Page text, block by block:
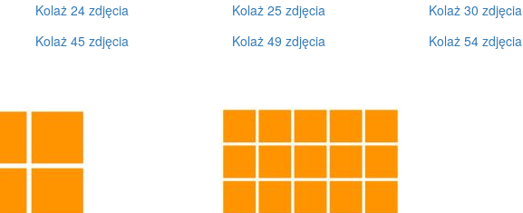
Kolaż 24 zdjęcia Kolaż 25 zdjęcia Kolaż 30 zdjęcia
Kolaż 45 zdjęcia Kolaż 49 zdjęcia Kolaż 54 zdjęcia